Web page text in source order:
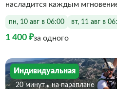
насладится каждым
пн, 10 авг в 06:00 вт, 11 авг в
1 400 ₽за одного
Индивидуальная
20 минут На параплане